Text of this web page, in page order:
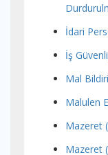
İdari
İş
Mal
Malulen
Mazeret
Mazeret